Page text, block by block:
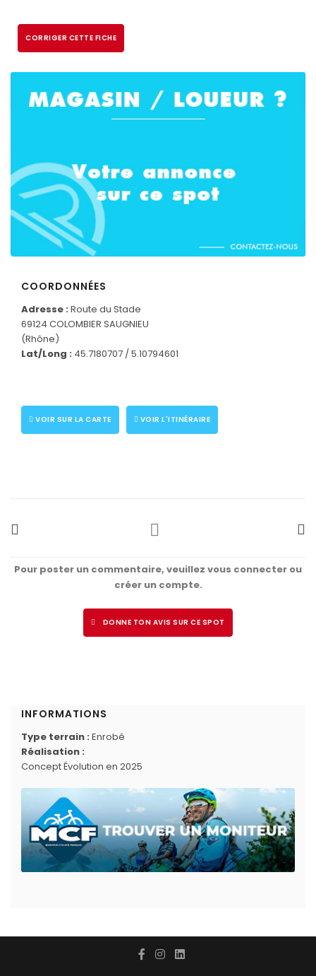
CORRIGER CETTE FICHE
COORDONNÉES
Adresse : Route du Stade
69124 COLOMBIER SAUGNIEU
(Rhône)
Lat/Long : 45.7180707 / 5.10794601
VOIR SUR LA CARTE VOIR L'ITINÉRAIRE
Pour poster un commentaire, veuillez vous connecter ou
créer un compte.
DONNE TON AVIS SUR CE SPOT
INFORMATIONS
Type terrain : Enrobé
Réalisation :
Concept Évolution en 2025